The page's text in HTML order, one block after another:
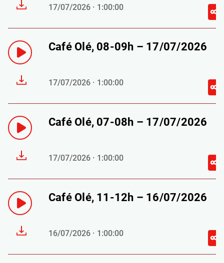
17/07/2026 · 1:00:00
Café Olé, 08-09h – 17/07/2026
17/07/2026 · 1:00:00
Café Olé, 07-08h – 17/07/2026
17/07/2026 · 1:00:00
Café Olé, 11-12h – 16/07/2026
16/07/2026 · 1:00:00